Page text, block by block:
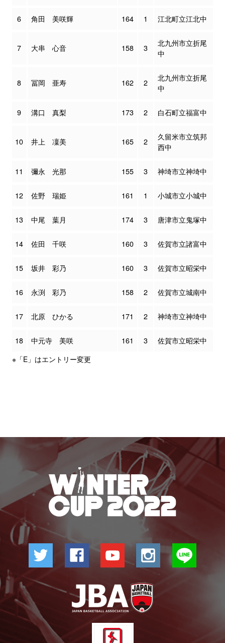
6 角田 美咲輝 164 1 江北町立江北中
7 大串 心音 158 3
北九州市立折尾
中
8 冨岡 亜寿 162 2
北九州市立折尾
中
9 溝口 真梨 173 2 白石町立福富中
10 井上 凜美 165 2
久留米市立筑邦
西中
11 彌永 光那 155 3 神埼市立神埼中
12 佐野 瑞姫 161 1 小城市立小城中
13 中尾 葉月 174 3 唐津市立鬼塚中
14 佐田 千咲 160 3 佐賀市立諸富中
15 坂井 彩乃 160 3 佐賀市立昭栄中
16 永渕 彩乃 158 2 佐賀市立城南中
17 北原 ひかる 171 2 神埼市立神埼中
18 中元寺 美咲 161 3
佐賀市立昭栄中
※「E」はエントリー変更